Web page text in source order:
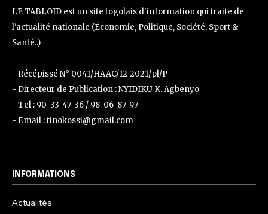
LE TABLOID est un site togolais d'information qui traite de
l'actualité nationale (Économie, Politique, Société, Sport &
Santé..)
- Récépissé N° 0041/HAAC/12-2021/pl/P
- Directeur de Publication : NYIDIKU K. Agbenyo
- Tel : 90-33-47-36 / 98-06-87-97
- Email : tinokossi@gmail.com
INFORMATIONS
Actualités